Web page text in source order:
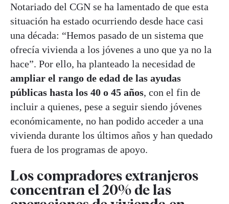
Notariado del CGN se ha lamentado de que esta
situación ha estado ocurriendo desde hace casi
una década: “Hemos pasado de un sistema que
ofrecía vivienda a los jóvenes a uno que ya no la
hace”. Por ello, ha planteado la necesidad de
ampliar el rango de edad de las ayudas
públicas hasta los 40 o 45 años, con el fin de
incluir a quienes, pese a seguir siendo jóvenes
económicamente, no han podido acceder a una
vivienda durante los últimos años y han quedado
fuera de los programas de apoyo.
Los compradores extranjeros
concentran el 20% de las